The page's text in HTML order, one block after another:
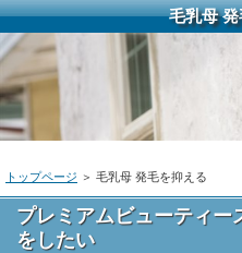
毛乳母
トップページ ＞ 毛乳母 発毛を抑える
プレミアムビューティー
をしたい